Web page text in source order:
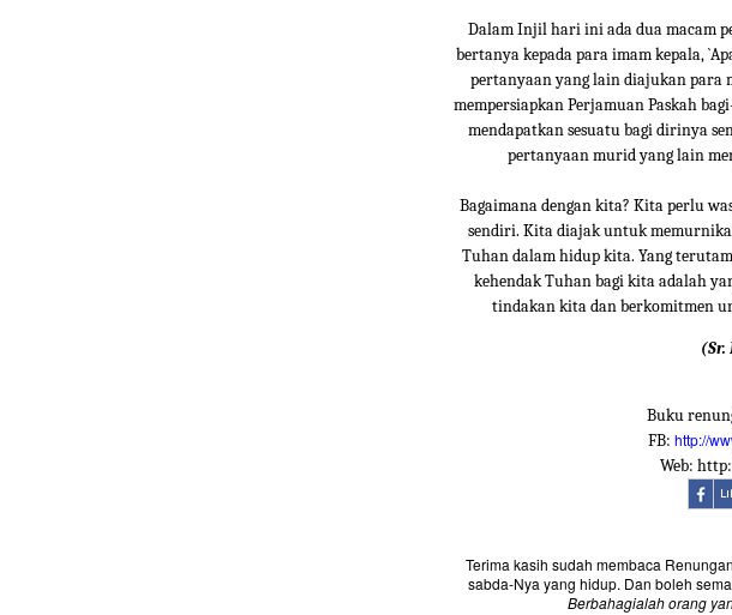
Dalam Injil hari ini ada dua macam
bertanya kepada para imam kepala,
pertanyaan yang lain diajukan para
mempersiapkan Perjamuan Paskah
mendapatkan sesuatu bagi dirinya
pertanyaan murid yang lain
Bagaimana dengan kita? Kita perlu
sendiri. Kita diajak untuk
Tuhan dalam hidup kita. Yang
kehendak Tuhan bagi kita adalah
tindakan kita dan berkomitmen
(Sr.
Buku
FB: http://
Web:
Terima kasih sudah membaca
sabda-Nya yang hidup. Dan boleh
Berbahagialah orang